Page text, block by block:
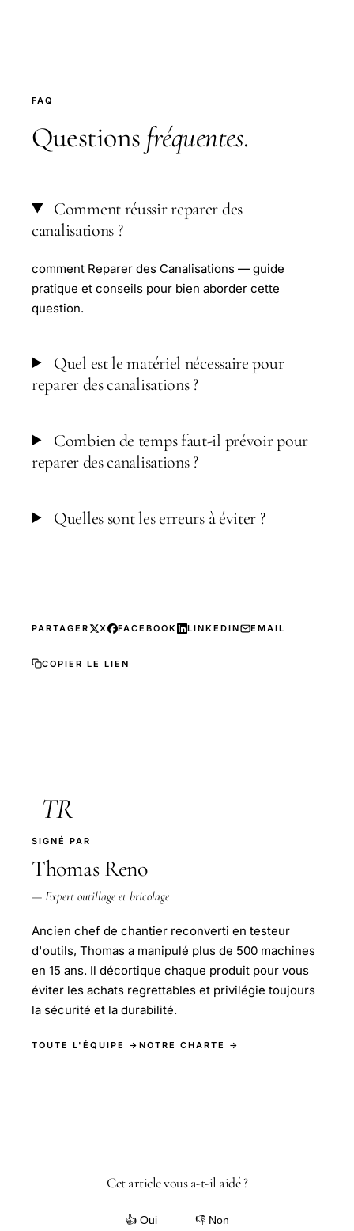
FAQ
Questions fréquentes.
Comment réussir reparer des
canalisations ?
comment Reparer des Canalisations — guide
pratique et conseils pour bien aborder cette
question.
Quel est le matériel nécessaire pour
reparer des canalisations ?
Combien de temps faut-il prévoir pour
reparer des canalisations ?
Quelles sont les erreurs à éviter ?
PARTAGER X FACEBOOK LINKEDIN EMAIL
COPIER LE LIEN
TR
SIGNÉ PAR
Thomas Reno
— Expert outillage et bricolage
Ancien chef de chantier reconverti en testeur
d'outils, Thomas a manipulé plus de 500 machines
en 15 ans. Il décortique chaque produit pour vous
éviter les achats regrettables et privilégie toujours
la sécurité et la durabilité.
TOUTE L'ÉQUIPE → NOTRE CHARTE →
Cet article vous a-t-il aidé ?
👍 Oui 👎 Non